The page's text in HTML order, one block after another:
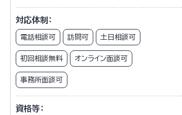
対応体制：
電話相談可 訪問可 土日相談可
初回相談無料 オンライン面談可
事務所面談可
資格等：